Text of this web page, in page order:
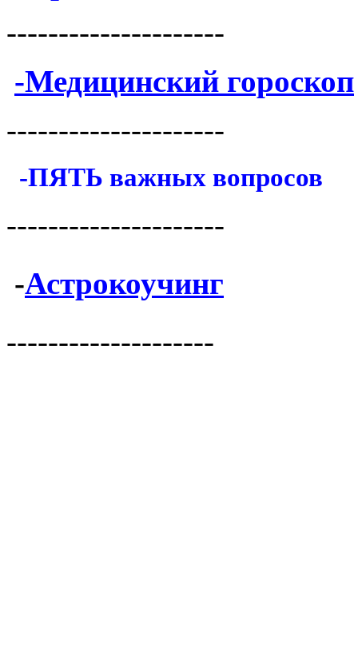
---------------------
-Медицинский гороскоп
---------------------
-ПЯТЬ важных вопросов
---------------------
-Астрокоучинг
--------------------